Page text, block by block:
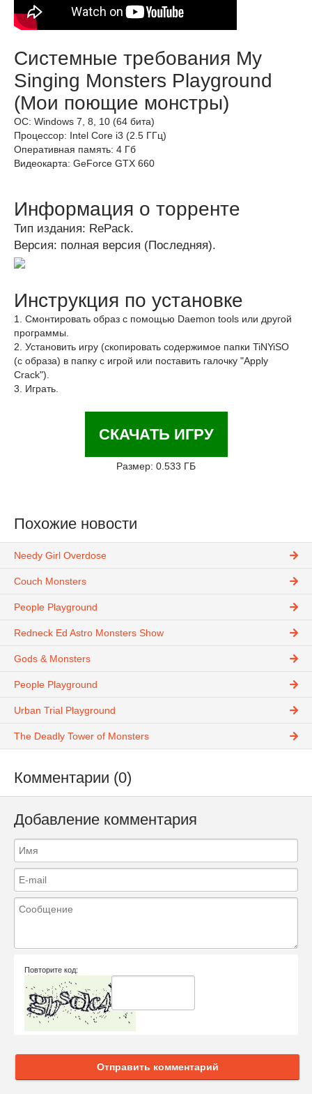
Системные требования My
Singing Monsters Playground
(Мои поющие монстры)
ОС: Windows 7, 8, 10 (64 бита)
Процессор: Intel Core i3 (2.5 ГГц)
Оперативная память: 4 Гб
Видеокарта: GeForce GTX 660
Информация о торренте
Тип издания: RePack.
Версия: полная версия (Последняя).
Инструкция по установке
1. Смонтировать образ с помощью Daemon tools или другой
программы.
2. Установить игру (скопировать содержимое папки TiNYiSO
(с образа) в папку с игрой или поставить галочку "Apply
Crack").
3. Играть.
СКАЧАТЬ ИГРУ
Размер: 0.533 ГБ
Похожие новости
Needy Girl Overdose
Couch Monsters
People Playground
Redneck Ed Astro Monsters Show
Gods & Monsters
People Playground
Urban Trial Playground
The Deadly Tower of Monsters
Комментарии (0)
Добавление комментария
Повторите код:
Отправить комментарий